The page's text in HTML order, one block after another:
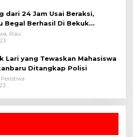
dari 24 Jam Usai Beraksi,
Begal Berhasil Di Bekuk
Polres Kuansing
Riau
Lari yang Tewaskan Mahasiswa
Ditangkap Polisi